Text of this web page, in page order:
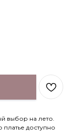
выбор на лето.
платье доступно